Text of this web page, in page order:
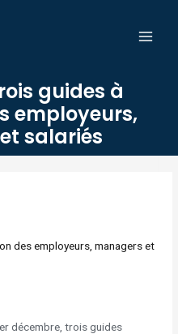
guides à
employeurs,
salariés
des employeurs, managers et
décembre, trois guides